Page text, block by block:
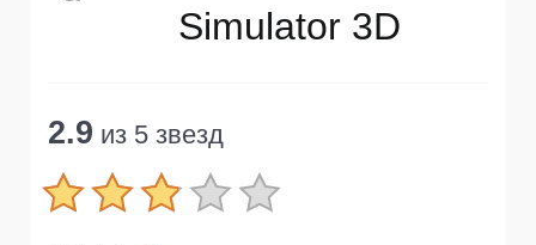
Simulator 3D
2.9 из 5 звезд